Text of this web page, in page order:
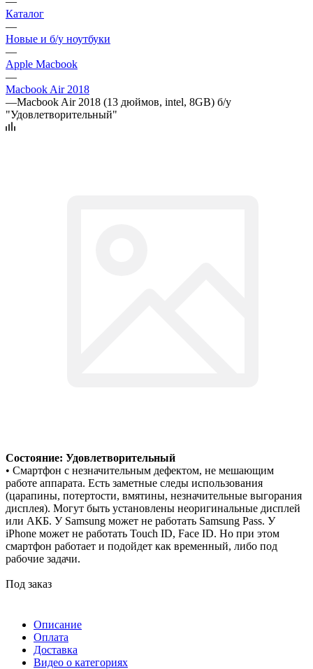
Каталог
—
Новые и б/у ноутбуки
—
Apple Macbook
—
Macbook Air 2018
—Macbook Air 2018 (13 дюймов, intel, 8GB) б/у
"Удовлетворительный"
Состояние: Удовлетворительный
• Смартфон с незначительным дефектом, не мешающим
работе аппарата. Есть заметные следы использования
(царапины, потертости, вмятины, незначительные выгорания
дисплея). Могут быть установлены неоригинальные дисплей
или АКБ. У Samsung может не работать Samsung Pass. У
iPhone может не работать Touch ID, Face ID. Но при этом
смартфон работает и подойдет как временный, либо под
рабочие задачи.
Под заказ
Описание
Оплата
Доставка
Видео о категориях